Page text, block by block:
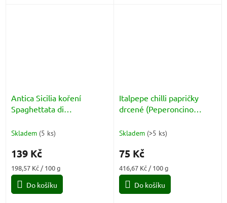
Antica Sicilia koření
Spaghettata di
Skladem (5 ks)
139 Kč
Měrná
cena:
198,57 Kč / 100 g
Do košíku
Italpepe chilli papričky
drcené (Peperoncino
Skladem (>5 ks)
75 Kč
Měrná
cena:
416,67 Kč / 100 g
Do košíku